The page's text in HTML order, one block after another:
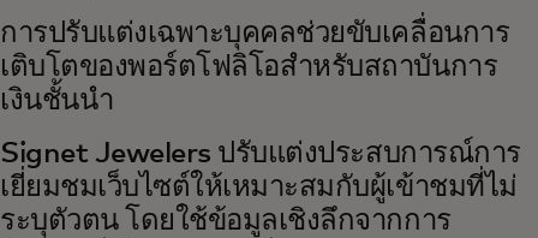
การปรับแต่งเฉพาะบุคคลช่วยขับเคลื่อนการ
เติบโตของพอร์ตโฟลิโอสำหรับสถาบันการ
เงินชั้นนำ
Signet Jewelers ปรับแต่งประสบการณ์การ
เยี่ยมชมเว็บไซต์ให้เหมาะสมกับผู้เข้าชมที่ไม่
ระบุตัวตน โดยใช้ข้อมูลเชิงลึกจากการ